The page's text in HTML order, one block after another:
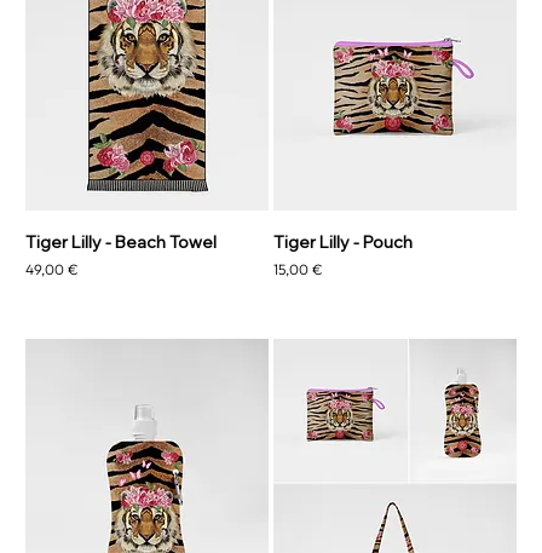
Tiger Lilly - Beach Towel
Prix
49,00 €
Tiger Lilly - Pouch
Prix
15,00 €